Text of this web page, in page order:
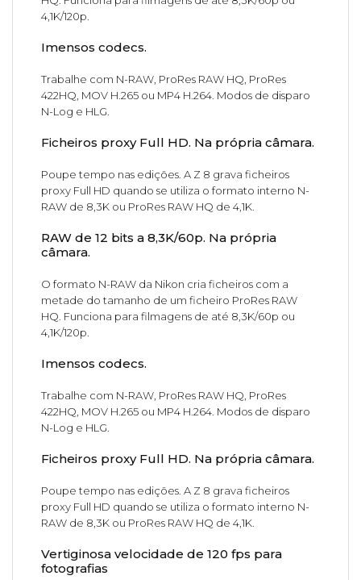
4,1K/120p.
Imensos codecs.
Trabalhe com N-RAW, ProRes RAW HQ, ProRes
422HQ, MOV H.265 ou MP4 H.264. Modos de disparo
N-Log e HLG.
Ficheiros proxy Full HD. Na própria câmara.
Poupe tempo nas edições. A Z 8 grava ficheiros
proxy Full HD quando se utiliza o formato interno N-
RAW de 8,3K ou ProRes RAW HQ de 4,1K.
RAW de 12 bits a 8,3K/60p. Na própria
câmara.
O formato N-RAW da Nikon cria ficheiros com a
metade do tamanho de um ficheiro ProRes RAW
HQ. Funciona para filmagens de até 8,3K/60p ou
4,1K/120p.
Imensos codecs.
Trabalhe com N-RAW, ProRes RAW HQ, ProRes
422HQ, MOV H.265 ou MP4 H.264. Modos de disparo
N-Log e HLG.
Ficheiros proxy Full HD. Na própria câmara.
Poupe tempo nas edições. A Z 8 grava ficheiros
proxy Full HD quando se utiliza o formato interno N-
RAW de 8,3K ou ProRes RAW HQ de 4,1K.
Vertiginosa velocidade de 120 fps para
fotografias